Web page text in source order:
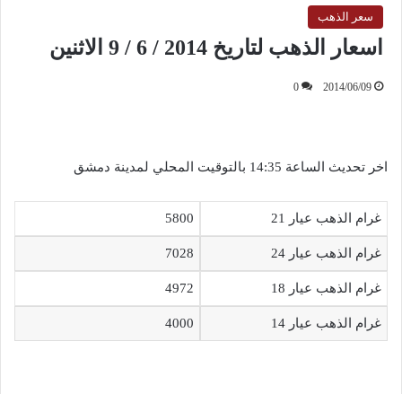
سعر الذهب
اسعار الذهب لتاريخ 2014 / 6 / 9 الاثنين
2014/06/09
0
اخر تحديث الساعة 14:35 بالتوقيت المحلي لمدينة دمشق
غرام الذهب عيار 21 5800
غرام الذهب عيار 24 7028
غرام الذهب عيار 18 4972
غرام الذهب عيار 14 4000